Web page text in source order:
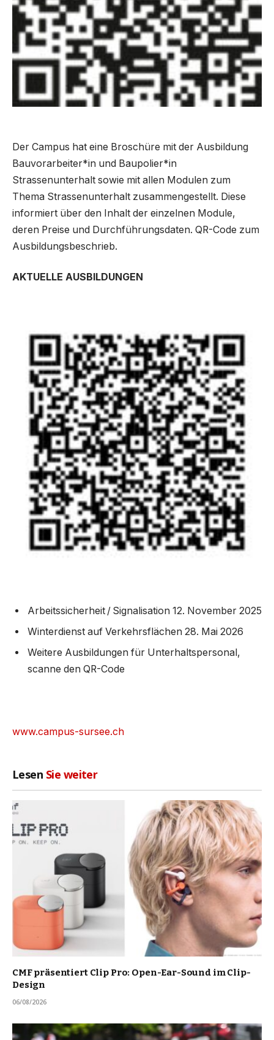
Der Campus hat eine Broschüre mit der Ausbildung
Bauvorarbeiter*in und Baupolier*in
Strassenunterhalt sowie mit allen Modulen zum
Thema Strassenunterhalt zusammengestellt. Diese
informiert über den Inhalt der einzelnen Module,
deren Preise und Durchführungsdaten. QR-Code zum
Ausbildungs­beschrieb.
AKTUELLE AUSBILDUNGEN
Arbeitssicherheit / Signalisation 12. November 2025
Winterdienst auf Verkehrsflächen 28. Mai 2026
Weitere Ausbildungen für Unterhaltspersonal,
scanne den QR-Code
www.campus-sursee.ch
Lesen Sie weiter
CMF präsentiert Clip Pro: Open-Ear-Sound im Clip-
Design
06/08/2026